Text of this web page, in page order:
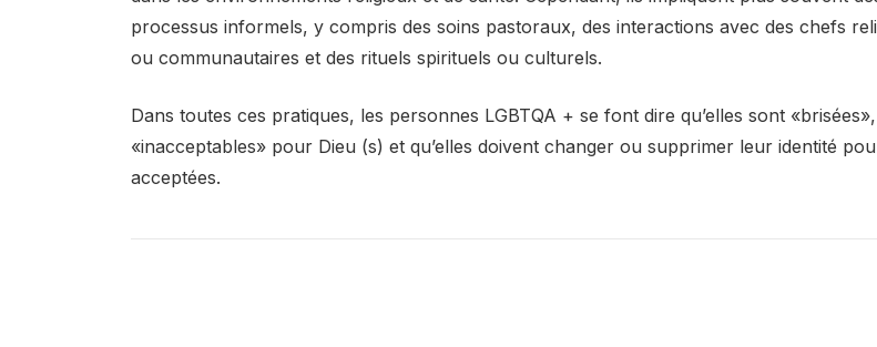
processus informels, y compris des soins pastoraux, des interactions avec des chefs
ou communautaires et des rituels spirituels ou culturels.
Dans toutes ces pratiques, les personnes LGBTQA + se font dire qu’elles sont «brisées»,
«inacceptables» pour Dieu (s) et qu’elles doivent changer ou supprimer leur identité
acceptées.